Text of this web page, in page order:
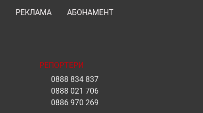
РЕКЛАМА АБОНАМЕНТ
РЕПОРТЕРИ
0888 834 837
0888 021 706
0886 970 269